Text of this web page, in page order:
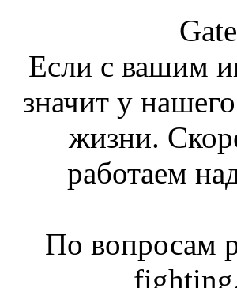
Если с вашим
значит у
жизни.
работаем
По вопросам